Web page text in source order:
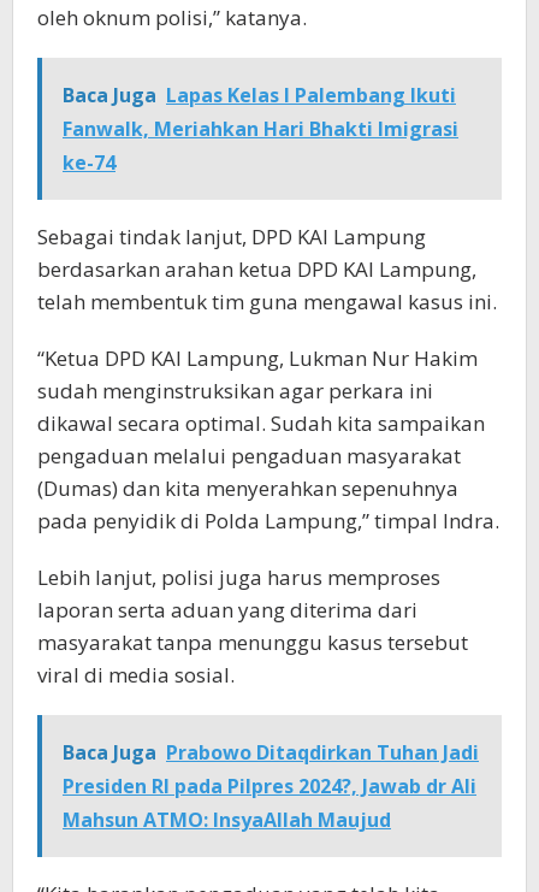
oleh oknum polisi,” katanya.
Baca Juga Lapas Kelas I Palembang Ikuti
Fanwalk, Meriahkan Hari Bhakti Imigrasi
ke-74
Sebagai tindak lanjut, DPD KAI Lampung
berdasarkan arahan ketua DPD KAI Lampung,
telah membentuk tim guna mengawal kasus ini.
“Ketua DPD KAI Lampung, Lukman Nur Hakim
sudah menginstruksikan agar perkara ini
dikawal secara optimal. Sudah kita sampaikan
pengaduan melalui pengaduan masyarakat
(Dumas) dan kita menyerahkan sepenuhnya
pada penyidik di Polda Lampung,” timpal Indra.
Lebih lanjut, polisi juga harus memproses
laporan serta aduan yang diterima dari
masyarakat tanpa menunggu kasus tersebut
viral di media sosial.
Baca Juga Prabowo Ditaqdirkan Tuhan Jadi
Presiden RI pada Pilpres 2024?, Jawab dr Ali
Mahsun ATMO: InsyaAllah Maujud